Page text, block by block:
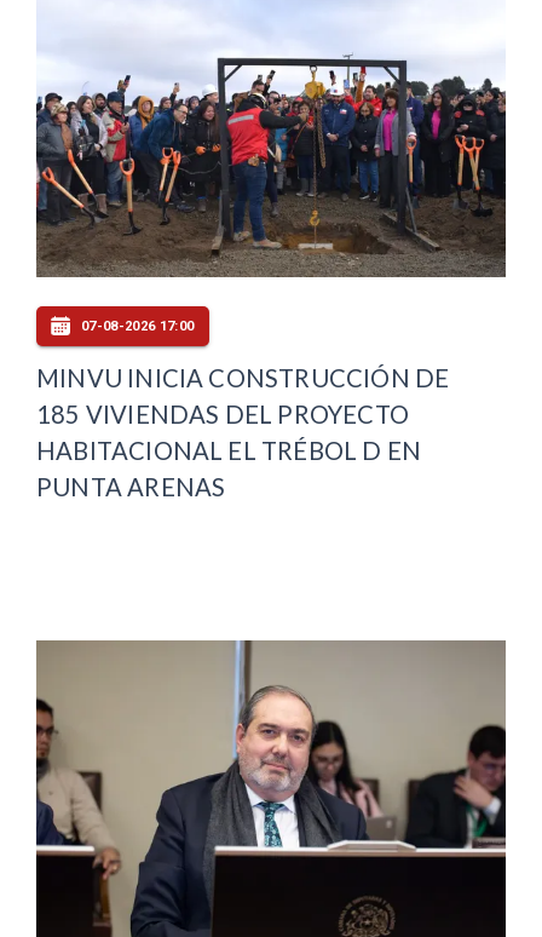
07-08-2026 17:00
MINVU INICIA CONSTRUCCIÓN DE
185 VIVIENDAS DEL PROYECTO
HABITACIONAL EL TRÉBOL D EN
PUNTA ARENAS